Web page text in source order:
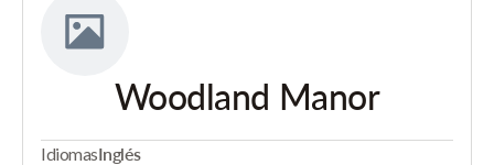
Woodland Manor
IdiomasInglés